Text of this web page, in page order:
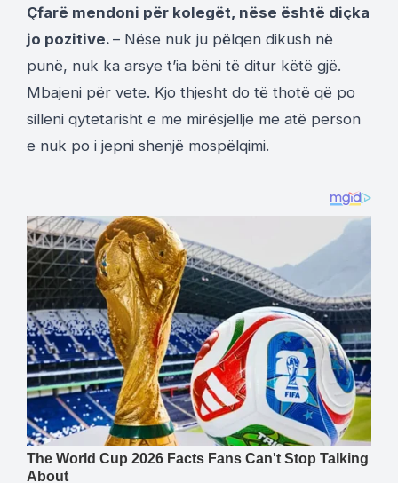
Çfarë mendoni për kolegët, nëse është diçka
jo pozitive. – Nëse nuk ju pëlqen dikush në
punë, nuk ka arsye t’ia bëni të ditur këtë gjë.
Mbajeni për vete. Kjo thjesht do të thotë që po
silleni qytetarisht e me mirësjellje me atë person
e nuk po i jepni shenjë mospëlqimi.